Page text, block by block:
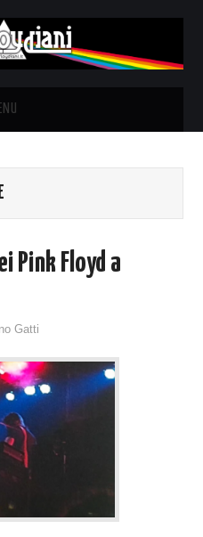
Pink Floyd a
Gatti